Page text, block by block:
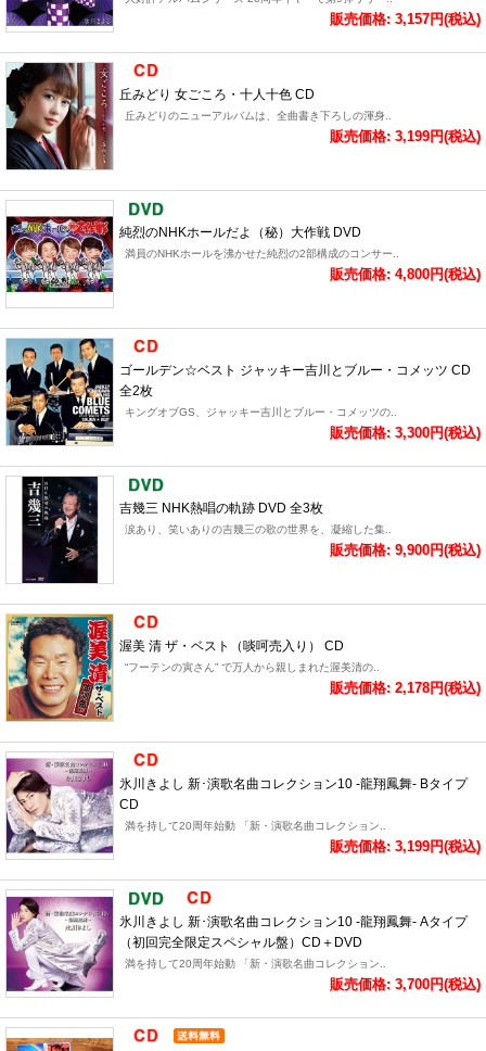
販売価格: 3,157円(税込)
丘みどり 女ごころ・十人十色 CD
丘みどりのニューアルバムは、全曲書き下ろしの渾身..
販売価格: 3,199円(税込)
純烈のNHKホールだよ（秘）大作戦 DVD
満員のNHKホールを沸かせた純烈の2部構成のコンサー..
販売価格: 4,800円(税込)
ゴールデン☆ベスト ジャッキー吉川とブルー・コメッツ CD
全2枚
キングオブGS、ジャッキー吉川とブルー・コメッツの..
販売価格: 3,300円(税込)
吉幾三 NHK熱唱の軌跡 DVD 全3枚
涙あり、笑いありの吉幾三の歌の世界を、凝縮した集..
販売価格: 9,900円(税込)
渥美 清 ザ・ベスト（啖呵売入り） CD
“フーテンの寅さん” で万人から親しまれた渥美清の..
販売価格: 2,178円(税込)
氷川きよし 新･演歌名曲コレクション10 -龍翔鳳舞- Bタイプ
CD
満を持して20周年始動 「新・演歌名曲コレクション..
販売価格: 3,199円(税込)
氷川きよし 新･演歌名曲コレクション10 -龍翔鳳舞- Aタイプ
（初回完全限定スペシャル盤）CD＋DVD
満を持して20周年始動 「新・演歌名曲コレクション..
販売価格: 3,700円(税込)